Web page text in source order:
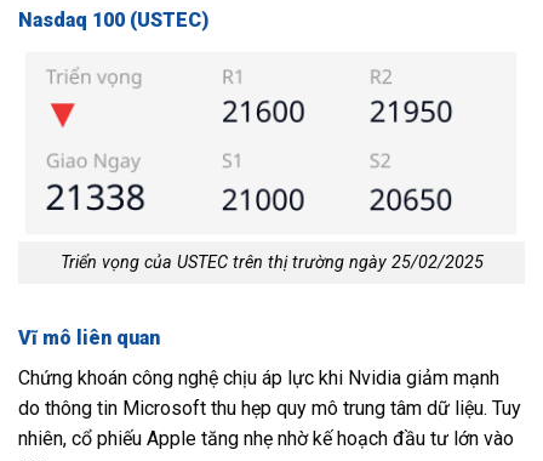
Nasdaq 100 (USTEC)
Triển vọng của USTEC trên thị trường ngày 25/02/2025
Vĩ mô liên quan
Chứng khoán công nghệ chịu áp lực khi Nvidia giảm mạnh
do thông tin Microsoft thu hẹp quy mô trung tâm dữ liệu. Tuy
nhiên, cổ phiếu Apple tăng nhẹ nhờ kế hoạch đầu tư lớn vào